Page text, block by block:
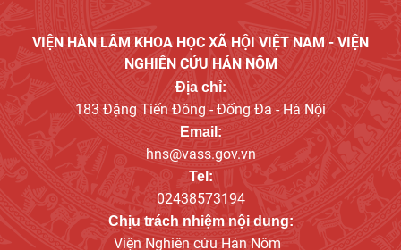
VIỆN HÀN LÂM KHOA HỌC XÃ HỘI VIỆT NAM - VIỆN
NGHIÊN CỨU HÁN NÔM
Địa chỉ:
183 Đặng Tiến Đông - Đống Đa - Hà Nội
Email:
hns@vass.gov.vn
Tel:
02438573194
Chịu trách nhiệm nội dung:
Viện Nghiên cứu Hán Nôm